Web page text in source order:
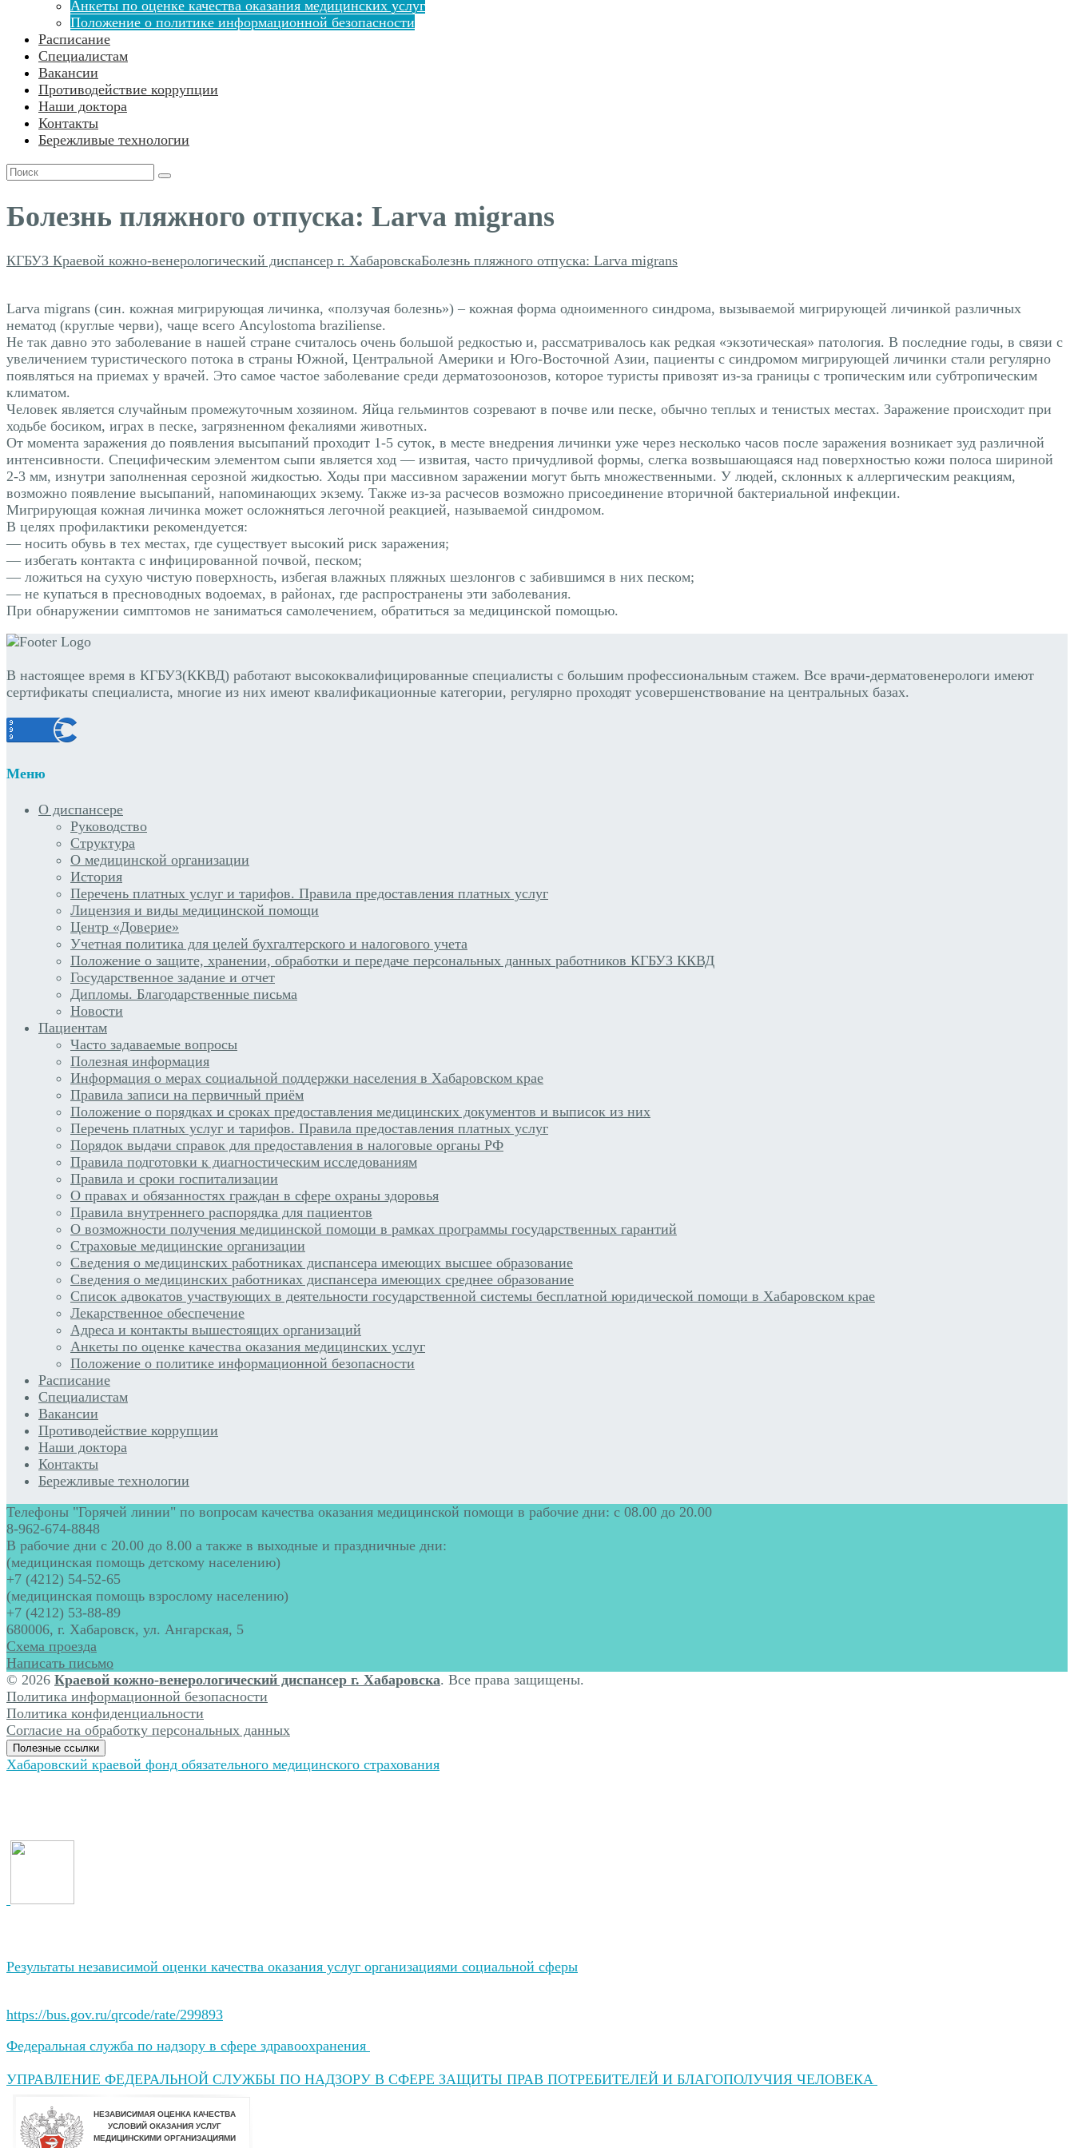
Анкеты по оценке качества оказания медицинских услуг
Положение о политике информационной безопасности
Расписание
Специалистам
Вакансии
Противодействие коррупции
Наши доктора
Контакты
Бережливые технологии
Поиск
Болезнь пляжного отпуска: Larva migrans
КГБУЗ Краевой кожно-венерологический диспансер г. ХабаровскаБолезнь пляжного отпуска: Larva migrans
Larva migrans (син. кожная мигрирующая личинка, «ползучая болезнь») – кожная форма одноименного синдрома, вызываемой мигрирующей личинкой различных
нематод (круглые черви), чаще всего Ancylostoma braziliense.
Не так давно это заболевание в нашей стране считалось очень большой редкостью и, рассматривалось как редкая «экзотическая» патология. В последние годы, в связи с
увеличением туристического потока в страны Южной, Центральной Америки и Юго-Восточной Азии, пациенты с синдромом мигрирующей личинки стали регулярно
появляться на приемах у врачей. Это самое частое заболевание среди дерматозоонозов, которое туристы привозят из-за границы с тропическим или субтропическим
климатом.
Человек является случайным промежуточным хозяином. Яйца гельминтов созревают в почве или песке, обычно теплых и тенистых местах. Заражение происходит при
ходьбе босиком, играх в песке, загрязненном фекалиями животных.
От момента заражения до появления высыпаний проходит 1-5 суток, в месте внедрения личинки уже через несколько часов после заражения возникает зуд различной
интенсивности. Специфическим элементом сыпи является ход — извитая, часто причудливой формы, слегка возвышающаяся над поверхностью кожи полоса шириной
2-3 мм, изнутри заполненная серозной жидкостью. Ходы при массивном заражении могут быть множественными. У людей, склонных к аллергическим реакциям,
возможно появление высыпаний, напоминающих экзему. Также из-за расчесов возможно присоединение вторичной бактериальной инфекции.
Мигрирующая кожная личинка может осложняться легочной реакцией, называемой синдромом.
В целях профилактики рекомендуется:
— носить обувь в тех местах, где существует высокий риск заражения;
— избегать контакта с инфицированной почвой, песком;
— ложиться на сухую чистую поверхность, избегая влажных пляжных шезлонгов с забившимся в них песком;
— не купаться в пресноводных водоемах, в районах, где распространены эти заболевания.
При обнаружении симптомов не заниматься самолечением, обратиться за медицинской помощью.
В настоящее время в КГБУЗ(ККВД) работают высококвалифицированные специалисты с большим профессиональным стажем. Все врачи-дерматовенерологи имеют
сертификаты специалиста, многие из них имеют квалификационные категории, регулярно проходят усовершенствование на центральных базах.
Меню
О диспансере
Руководство
Структура
О медицинской организации
История
Перечень платных услуг и тарифов. Правила предоставления платных услуг
Лицензия и виды медицинской помощи
Центр «Доверие»
Учетная политика для целей бухгалтерского и налогового учета
Положение о защите, хранении, обработки и передаче персональных данных работников КГБУЗ ККВД
Государственное задание и отчет
Дипломы. Благодарственные письма
Новости
Пациентам
Часто задаваемые вопросы
Полезная информация
Информация о мерах социальной поддержки населения в Хабаровском крае
Правила записи на первичный приём
Положение о порядках и сроках предоставления медицинских документов и выписок из них
Перечень платных услуг и тарифов. Правила предоставления платных услуг
Порядок выдачи справок для предоставления в налоговые органы РФ
Правила подготовки к диагностическим исследованиям
Правила и сроки госпитализации
О правах и обязанностях граждан в сфере охраны здоровья
Правила внутреннего распорядка для пациентов
О возможности получения медицинской помощи в рамках программы государственных гарантий
Страховые медицинские организации
Сведения о медицинских работниках диспансера имеющих высшее образование
Сведения о медицинских работниках диспансера имеющих среднее образование
Список адвокатов участвующих в деятельности государственной системы бесплатной юридической помощи в Хабаровском крае
Лекарственное обеспечение
Адреса и контакты вышестоящих организаций
Анкеты по оценке качества оказания медицинских услуг
Положение о политике информационной безопасности
Расписание
Специалистам
Вакансии
Противодействие коррупции
Наши доктора
Контакты
Бережливые технологии
Телефоны "Горячей линии" по вопросам качества оказания медицинской помощи в рабочие дни: с 08.00 до 20.00
8-962-674-8848
В рабочие дни с 20.00 до 8.00 а также в выходные и праздничные дни:
(медицинская помощь детскому населению)
+7 (4212) 54-52-65
(медицинская помощь взрослому населению)
+7 (4212) 53-88-89
680006, г. Хабаровск, ул. Ангарская, 5
Схема проезда
Написать письмо
© 2026 Краевой кожно-венерологический диспансер г. Хабаровска. Все права защищены.
Политика информационной безопасности
Политика конфиденциальности
Согласие на обработку персональных данных
Полезные ссылки
Хабаровский краевой фонд обязательного медицинского страхования
Результаты независимой оценки качества оказания услуг организациями социальной сферы
https://bus.gov.ru/qrcode/rate/299893
Федеральная служба по надзору в сфере здравоохранения
УПРАВЛЕНИЕ ФЕДЕРАЛЬНОЙ СЛУЖБЫ ПО НАДЗОРУ В СФЕРЕ ЗАЩИТЫ ПРАВ ПОТРЕБИТЕЛЕЙ И БЛАГОПОЛУЧИЯ ЧЕЛОВЕКА